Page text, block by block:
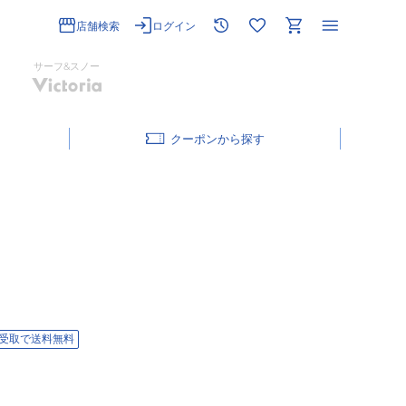
店舗検索 ログイン
サーフ&スノー
クーポン
取で送料無料